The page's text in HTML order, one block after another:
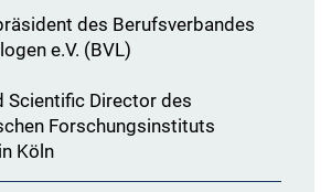
des Berufsverbandes
e.V. (BVL)
Scientific Director des
Forschungsinstituts
Köln